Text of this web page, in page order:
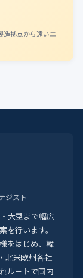
造拠点から遠いエ
ジスト
大型まで幅広
行います。
をはじめ、韓
北米欧州各社
ルートで国内